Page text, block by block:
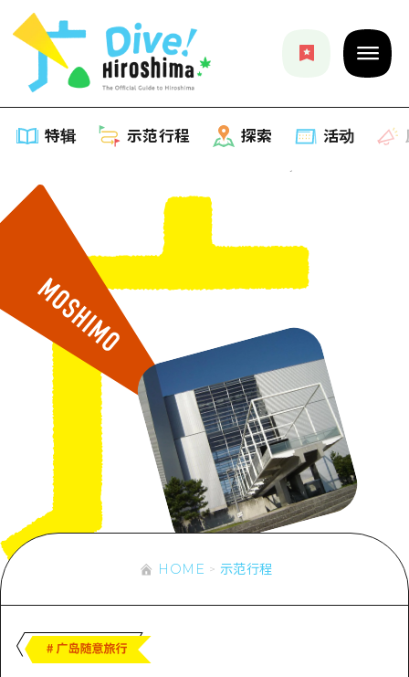
特辑 示范行程 探索 活动
列表
推荐
艺术
活动·庙会
美食·酒水
骑自行车
标准
示范行程
列表
Dive!Hiroshima官方向导
广岛随意旅行
广岛市内
安艺
答对了
艺北
宫岛周边
东山口
探索
列表
广岛市内
安艺
答對了
宫岛周边
爱媛
活动
应时信息
有用的信息
超值的游览门票
HOME
新闻
HOME 示范行程